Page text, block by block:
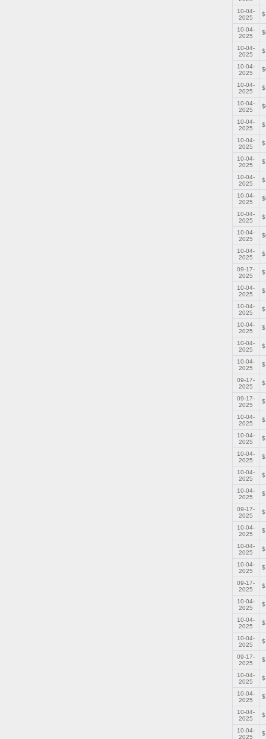
10-04-
2025
10-04-
2025
10-04-
2025
10-04-
2025
10-04-
2025
10-04-
2025
10-04-
2025
10-04-
2025
10-04-
2025
10-04-
2025
10-04-
2025
10-04-
2025
10-04-
2025
10-04-
2025
09-17-
2025
10-04-
2025
10-04-
2025
10-04-
2025
10-04-
2025
10-04-
2025
09-17-
2025
09-17-
2025
10-04-
2025
10-04-
2025
10-04-
2025
10-04-
2025
10-04-
2025
09-17-
2025
10-04-
2025
10-04-
2025
10-04-
2025
09-17-
2025
10-04-
2025
10-04-
2025
10-04-
2025
09-17-
2025
10-04-
2025
10-04-
2025
10-04-
2025
10-04-
2025